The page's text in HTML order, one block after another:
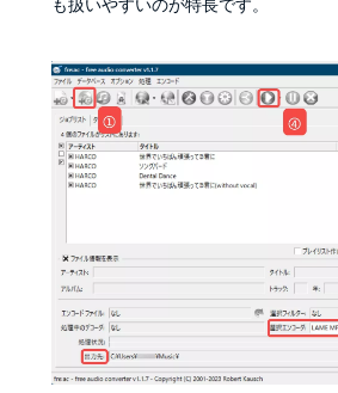
も扱いやすいのが特長です。